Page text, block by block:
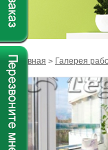
Главная > Галерея